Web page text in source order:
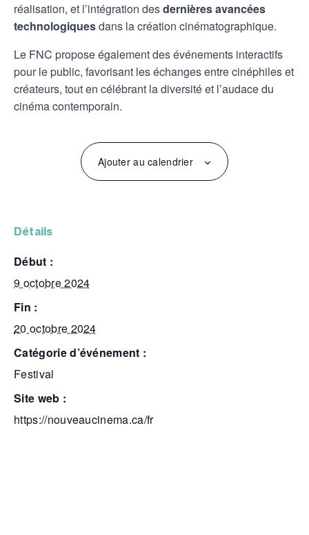
réalisation, et l’intégration desdernières avancées
technologiquesdans la création cinématographique.
Le FNC propose également des événements interactifs
pour le public, favorisant les échanges entre cinéphiles et
créateurs, tout en célébrant la diversité et l’audace du
cinéma contemporain.
Ajouter au calendrier
détails
début :
9 octobre 2024
fin :
20 octobre 2024
catégorie d’événement :
Festival
site web :
https://nouveaucinema.ca/fr